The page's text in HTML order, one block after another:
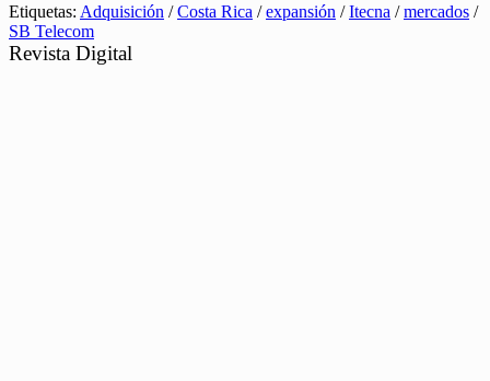
Etiquetas: Adquisición /Costa Rica /expansión /Itecna /mercados /
SB Telecom
Revista Digital